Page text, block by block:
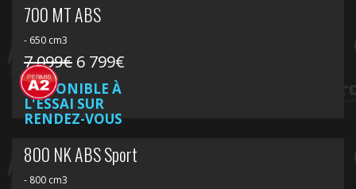
700 MT ABS
- 650 cm3
7 099€ 6 799€
DISPONIBLE À
L'ESSAI SUR
RENDEZ-VOUS
800 NK ABS Sport
- 800 cm3